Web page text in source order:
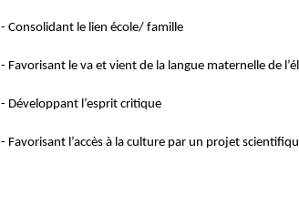
- Consolidant le lien école/ famille
- Favorisant le va et vient de la langue maternelle de
- Développant l’esprit critique
- Favorisant l’accès à la culture par un projet